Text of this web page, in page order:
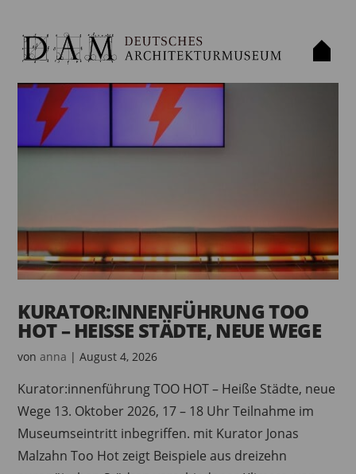
KURATOR:INNENFÜHRUNG TOO
HOT – HEISSE STÄDTE, NEUE WEGE
vonanna |August 4, 2026
Kurator:innenführung TOO HOT – Heiße Städte, neue
Wege 13. Oktober 2026, 17 – 18 Uhr Teilnahme im
Museumseintritt inbegriffen. mit Kurator Jonas
Malzahn Too Hot zeigt Beispiele aus dreizehn